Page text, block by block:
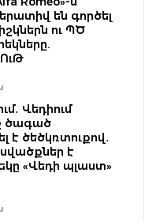
են գործել
ու ՊԾ
Վեդիում
ծագած
է ծեծկռտուքով․
է
«Վեդի պլաստ»